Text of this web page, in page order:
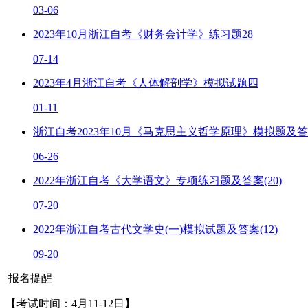
03-06
2023年10月浙江自考《财务会计学》练习题28
07-14
2023年4月浙江自考《人体解剖学》模拟试题四
01-11
浙江自考2023年10月《马克思主义哲学原理》模拟题及
06-26
2022年浙江自考《大学语文》专项练习题及答案(20)
07-20
2022年浙江自考古代文学史(一)模拟试题及答案(12)
09-20
报名提醒
【考试时间：4月11-12日】